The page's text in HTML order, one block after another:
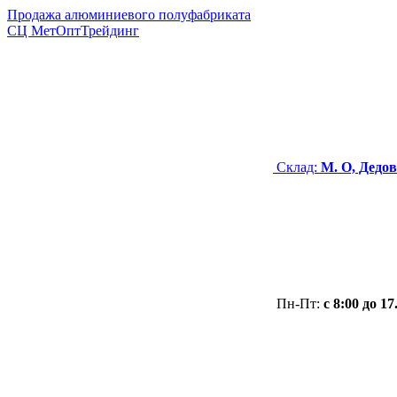
Продажа алюминиевого полуфабриката
СЦ МетОптТрейдинг
Склад: М. О,
Пн-Пт: с 8:00 до